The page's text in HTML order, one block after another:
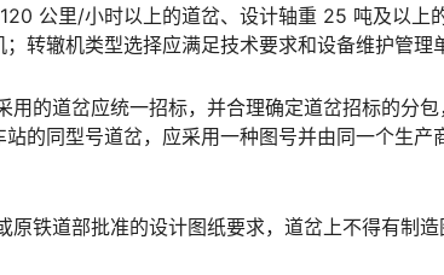
公里/小时以上的道岔、设计轴重 25 吨及以上
转辙机类型选择应满足技术要求和设备维护管理
用的道岔应统一招标，并合理确定道岔招标的分
的同型号道岔，应采用一种图号并由同一个生
铁道部批准的设计图纸要求，道岔上不得有制造